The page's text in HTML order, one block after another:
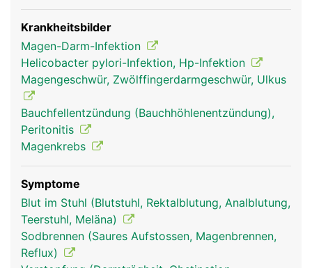
Krankheitsbilder
Magen-Darm-Infektion
Helicobacter pylori-Infektion, Hp-Infektion
Magengeschwür, Zwölffingerdarmgeschwür, Ulkus
Bauchfellentzündung (Bauchhöhlenentzündung),
Peritonitis
Magenkrebs
Symptome
Blut im Stuhl (Blutstuhl, Rektalblutung, Analblutung,
Teerstuhl, Meläna)
Sodbrennen (Saures Aufstossen, Magenbrennen,
Reflux)